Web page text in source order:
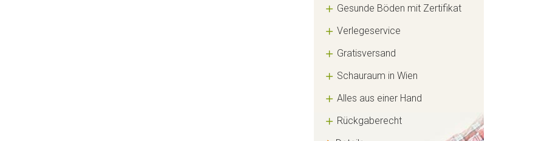
Gesunde Böden mit Zertifikat
Verlegeservice
Gratisversand
Schauraum in Wien
Alles aus einer Hand
Rückgaberecht